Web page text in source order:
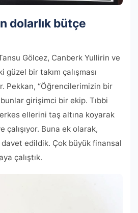
dolarlık bütçe
Gölcez, Canberk Yullirin ve
güzel bir takım çalışması
Pekkan, “Öğrencilerimizin bir
girişimci bir ekip. Tıbbi
ellerini taş altına koyarak
çalışıyor. Buna ek olarak,
edildik. Çok büyük finansal
çalıştık.